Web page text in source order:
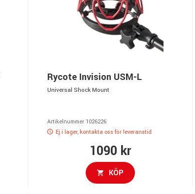
Rycote Invision USM-L
Universal Shock Mount
Artikelnummer 1026226
Ej i lager, kontakta oss för leveranstid
1090 kr
KÖP